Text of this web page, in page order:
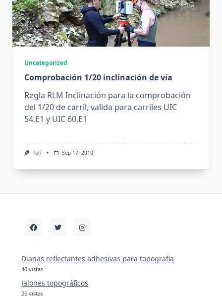
Uncategorized
Comprobación 1/20 inclinación de vía
Regla RLM Inclinación para la comprobación
del 1/20 de carril, valida para carriles UIC
54.E1 y UIC 60.E1
Ton Sep 17, 2010
Dianas reflectantes adhesivas para topografia
40 vistas
Jalones topográficos
26 vistas